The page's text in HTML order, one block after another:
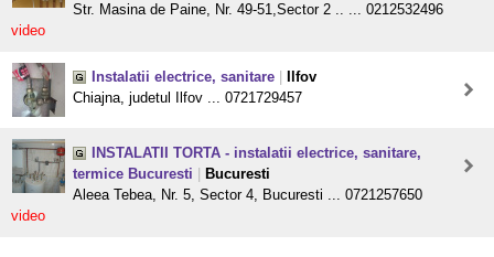
Str. Masina de Paine, Nr. 49-51,Sector 2 .. ... 0212532496
video
Instalatii electrice, sanitare
Ilfov
Chiajna, judetul Ilfov ... 0721729457
INSTALATII TORTA - instalatii electrice, sanitare,
termice Bucuresti
Bucuresti
Aleea Tebea, Nr. 5, Sector 4, Bucuresti ... 0721257650
video